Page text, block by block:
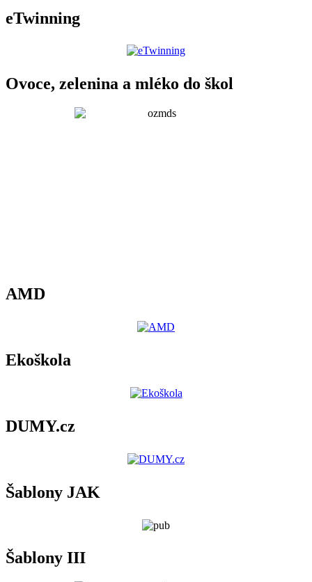
eTwinning
Ovoce, zelenina a mléko do škol
AMD
Ekoškola
DUMY.cz
Šablony JAK
Šablony III